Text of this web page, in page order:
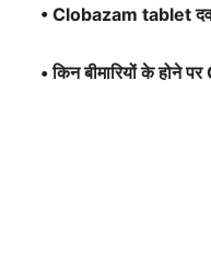
• Clobazam tablet
• किन बीमारियों के